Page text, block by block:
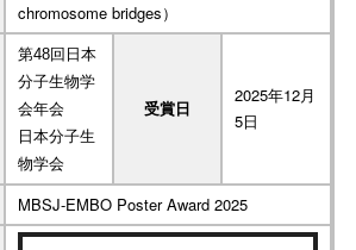
chromosome bridges）
第48回日本
分子生物学
会年会
日本分子生
物学会
受賞日
2025年12月
5日
MBSJ-EMBO Poster Award 2025